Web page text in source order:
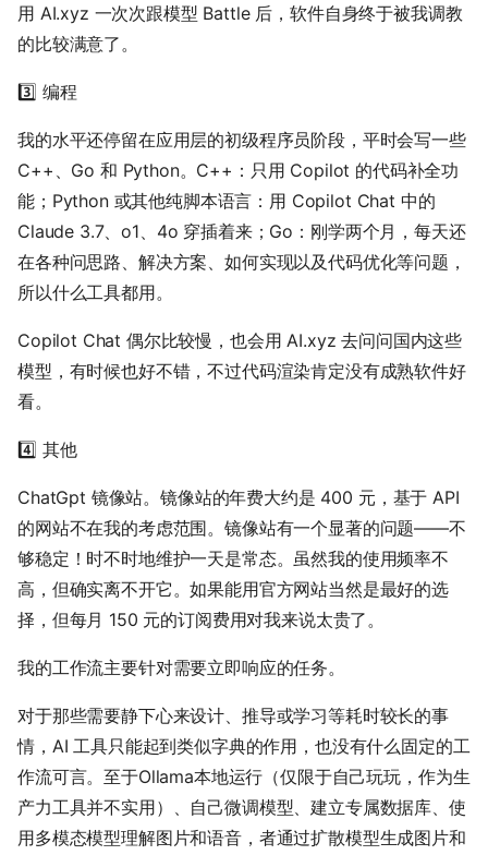
用 AI.xyz 一次次跟模型 Battle 后，软件自身终于被我调教
的比较满意了。
3️⃣ 编程
我的水平还停留在应用层的初级程序员阶段，平时会写一些
C++、Go 和 Python。C++：只用 Copilot 的代码补全功
能；Python 或其他纯脚本语言：用 Copilot Chat 中的
Claude 3.7、o1、4o 穿插着来；Go：刚学两个月，每天还
在各种问思路、解决方案、如何实现以及代码优化等问题，
所以什么工具都用。
Copilot Chat 偶尔比较慢，也会用 AI.xyz 去问问国内这些
模型，有时候也好不错，不过代码渲染肯定没有成熟软件好
看。
4️⃣ 其他
ChatGpt 镜像站。镜像站的年费大约是 400 元，基于 API
的网站不在我的考虑范围。镜像站有一个显著的问题——不
够稳定！时不时地维护一天是常态。虽然我的使用频率不
高，但确实离不开它。如果能用官方网站当然是最好的选
择，但每月 150 元的订阅费用对我来说太贵了。
我的工作流主要针对需要立即响应的任务。
对于那些需要静下心来设计、推导或学习等耗时较长的事
情，AI 工具只能起到类似字典的作用，也没有什么固定的工
作流可言。至于Ollama本地运行（仅限于自己玩玩，作为生
产力工具并不实用）、自己微调模型、建立专属数据库、使
用多模态模型理解图片和语音，者通过扩散模型生成图片和